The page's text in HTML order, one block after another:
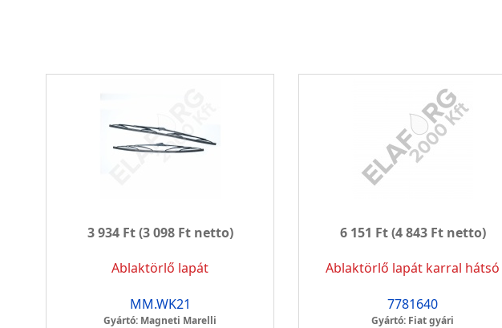
3 934 Ft(3 098 Ft netto)
Ablaktörlő lapát
MM.WK21
Gyártó: Magneti Marelli
6 151 Ft(4 843 Ft netto)
Ablaktörlő lapát karral hátsó
7781640
Gyártó: Fiat gyári